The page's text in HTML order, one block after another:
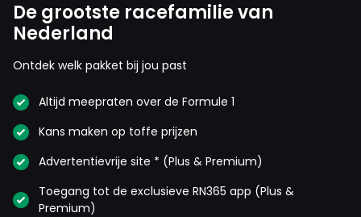
De grootste racefamilie van
Nederland
Ontdek welk pakket bij jou past
Altijd meepraten over de Formule 1
Kans maken op toffe prijzen
Advertentievrije site * (Plus & Premium)
Toegang tot de exclusieve RN365 app (Plus &
Premium)